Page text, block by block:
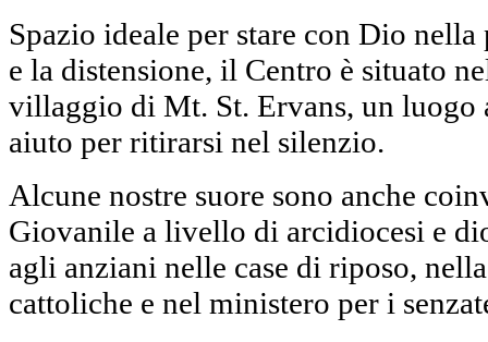
Spazio ideale per stare con Dio
e la distensione, il Centro è situato
villaggio di Mt. St. Ervans, un luogo
aiuto per ritirarsi nel silenzio.
Alcune nostre suore sono anche
Giovanile a livello di arcidiocesi e
agli anziani nelle case di riposo,
cattoliche e nel ministero per i